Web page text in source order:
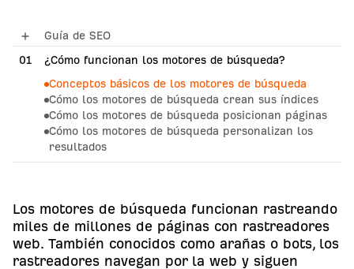
Guía de SEO
01
¿Cómo funcionan los motores de búsqueda?
Conceptos básicos de los motores de búsqueda
Cómo los motores de búsqueda crean sus índices
Cómo los motores de búsqueda posicionan páginas
Cómo los motores de búsqueda personalizan los
resultados
04 Contenido de SEO
SEO On-Page
Los motores de búsqueda funcionan rastreando
miles de millones de páginas con rastreadores
web. También conocidos como arañas o bots, los
rastreadores navegan por la web y siguen